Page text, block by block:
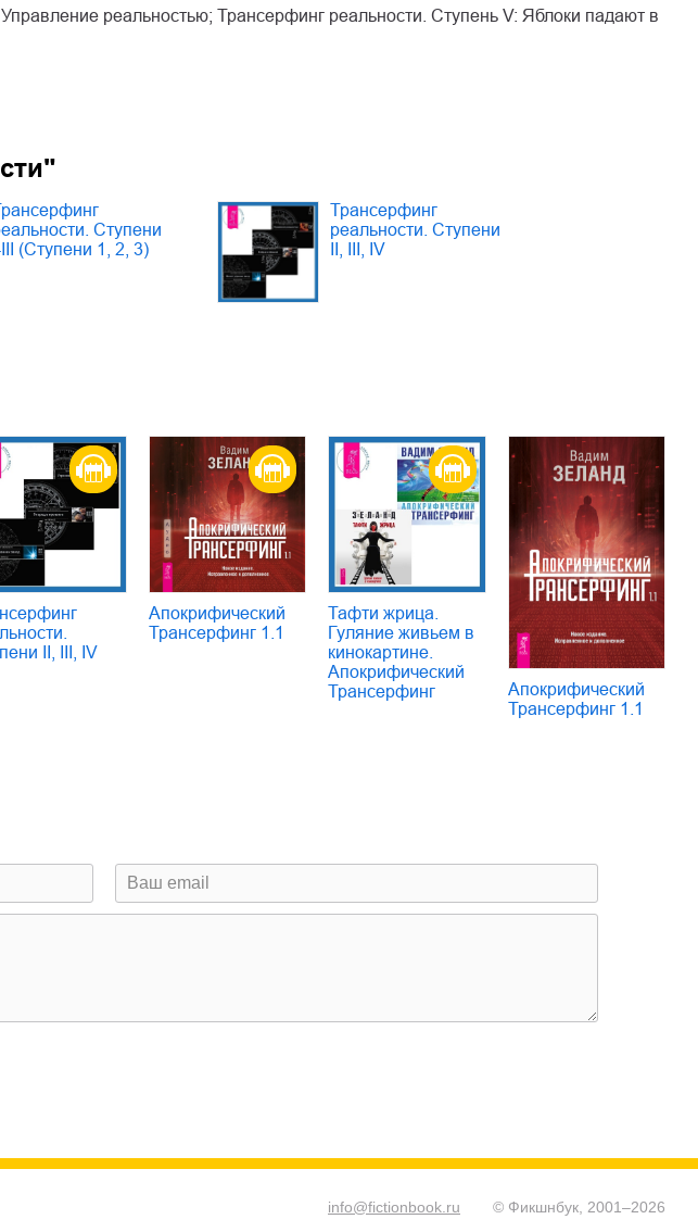
реальностью; Трансерфинг реальности. Ступень V: Яблоки падают в
Ступени
III (Ступени 1, 2, 3)
Трансерфинг
реальности. Ступени
II, III, IV
II, III, IV
Апокрифический
Трансерфинг 1.1
Тафти жрица.
Гуляние живьем в
кинокартине.
Апокрифический
Трансерфинг
Апокрифический
Трансерфинг 1.1
info@fictionbook.ru © Фикшнбук, 2001–2026